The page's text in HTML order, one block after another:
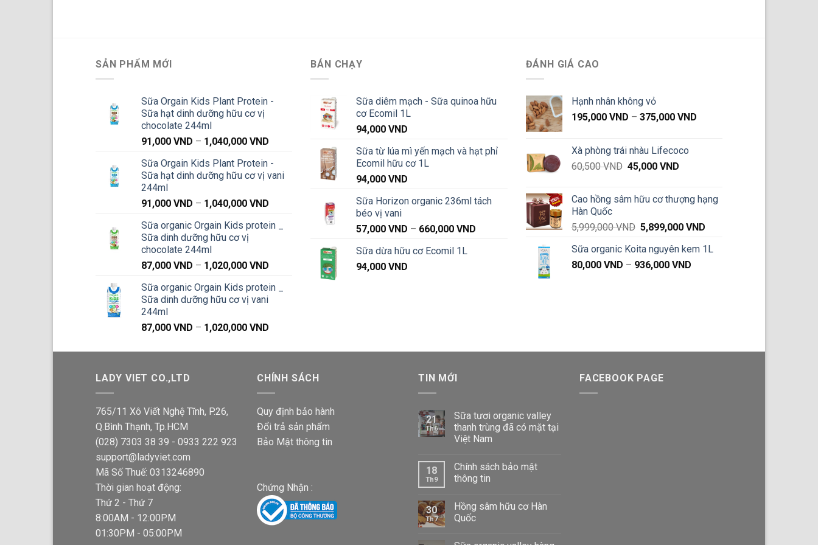
SẢN PHẨM MỚI
Sữa Orgain Kids Plant Protein -
Sữa hạt dinh dưỡng hữu cơ vị
chocolate 244ml
91,000 VND – 1,040,000 VND
từ
91,000 VND
1,040,000 VND
Sữa Orgain Kids Plant Protein -
Sữa hạt dinh dưỡng hữu cơ vị vani
244ml
91,000 VND – 1,040,000 VND
từ
1,040,000 VND
Sữa organic Orgain Kids protein _
Sữa dinh dưỡng hữu cơ vị
chocolate 244ml
87,000 VND – 1,020,000 VND
từ
Sữa organic Orgain Kids protein _
Sữa dinh dưỡng hữu cơ vị vani
244ml
87,000 VND – 1,020,000 VND
từ
đến
1,020,000 VND
BÁN CHẠY
Sữa diêm mạch - Sữa quinoa hữu
cơ Ecomil 1L
94,000VND
Sữa từ lúa mì yến mạch và hạt phỉ
Ecomil hữu cơ 1L
94,000VND
Sữa Horizon organic 236ml tách
béo vị vani
57,000VND – 660,000VND
Sữa dừa hữu cơ Ecomil 1L
94,000VND
ĐÁNH GIÁ CAO
Hạnh nhân không vỏ
195,000 VND – 375,000 VNDKhoảng
Xà phòng trái nhàu Lifecoco
60,500VND Giá
60,500 VND.
45,000VND
là:
Cao hồng sâm hữu cơ thượng hạng
Hàn Quốc
5,999,000VND Giá
là:
5,999,000 VND.
5,899,000VND
tại
Sữa organic Koita nguyên kem 1L
80,000 VND – 936,000 VNDKhoảng
LADY VIET CO.,LTD
765/11 Xô Viết Nghệ Tĩnh, P.26,
Q.Bình Thạnh, Tp.HCM
(028) 7303 38 39 - 0933 222 923
support@ladyviet.com
Mã Số Thuế: 0313246890
Thời gian hoạt động:
Thứ 2 - Thứ 7
8:00AM - 12:00PM
01:30PM - 05:00PM
CHÍNH SÁCH
Quy định bảo hành
Đổi trả sản phẩm
Bảo Mật thông tin
Chứng Nhận :
TIN MỚI
21
Th6
Sữa tươi organic valley
thanh trùng đã có mặt tại
Việt Nam
18
Th9
Chính sách bảo mật
thông tin
30
Th7
Hồng sâm hữu cơ Hàn
Quốc
FACEBOOK PAGE